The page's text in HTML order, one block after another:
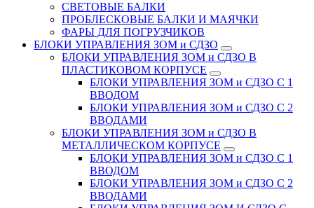
СВЕТОВЫЕ БАЛКИ
ПРОБЛЕСКОВЫЕ БАЛКИ И МАЯЧКИ
ФАРЫ ДЛЯ ПОГРУЗЧИКОВ
БЛОКИ УПРАВЛЕНИЯ ЗОМ и СДЗО
БЛОКИ УПРАВЛЕНИЯ ЗОМ и СДЗО В
ПЛАСТИКОВОМ КОРПУСЕ
БЛОКИ УПРАВЛЕНИЯ ЗОМ и СДЗО С 1
ВВОДОМ
БЛОКИ УПРАВЛЕНИЯ ЗОМ и СДЗО С 2
ВВОДАМИ
БЛОКИ УПРАВЛЕНИЯ ЗОМ и СДЗО В
МЕТАЛЛИЧЕСКОМ КОРПУСЕ
БЛОКИ УПРАВЛЕНИЯ ЗОМ и СДЗО С 1
ВВОДОМ
БЛОКИ УПРАВЛЕНИЯ ЗОМ и СДЗО С 2
ВВОДАМИ